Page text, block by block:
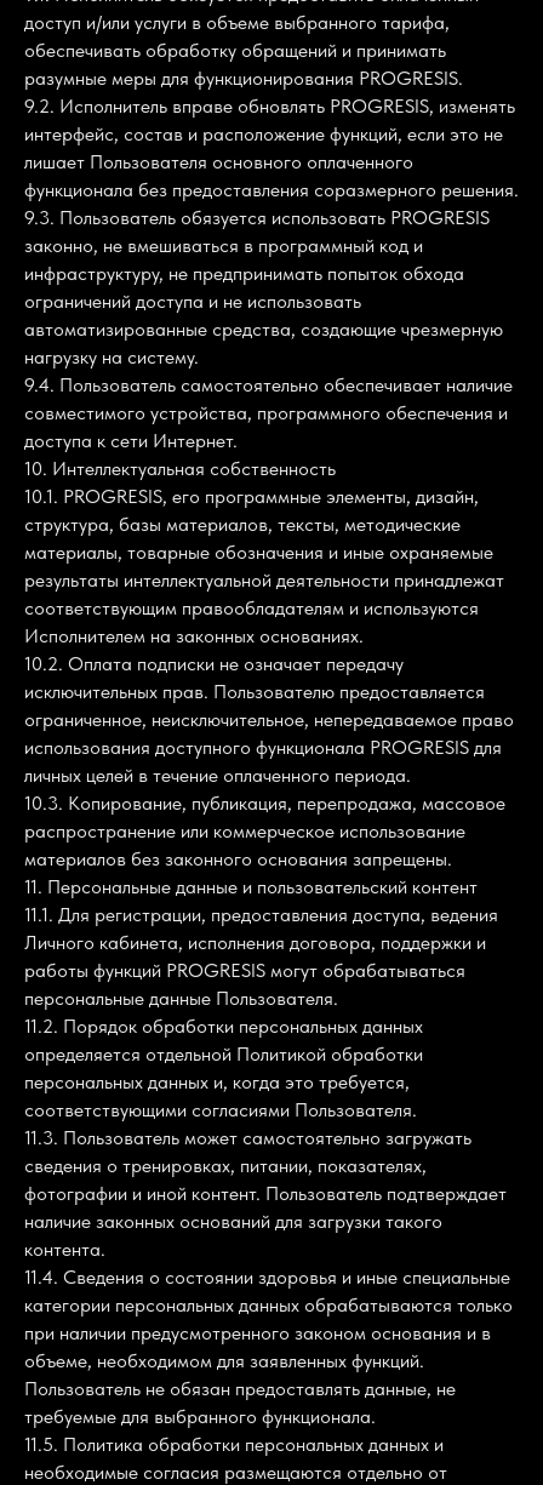
доступ и/или услуги в объеме выбранного тарифа,
обеспечивать обработку обращений и принимать
разумные меры для функционирования PROGRESIS.
9.2. Исполнитель вправе обновлять PROGRESIS, изменять
интерфейс, состав и расположение функций, если это не
лишает Пользователя основного оплаченного
функционала без предоставления соразмерного решения.
9.3. Пользователь обязуется использовать PROGRESIS
законно, не вмешиваться в программный код и
инфраструктуру, не предпринимать попыток обхода
ограничений доступа и не использовать
автоматизированные средства, создающие чрезмерную
нагрузку на систему.
9.4. Пользователь самостоятельно обеспечивает наличие
совместимого устройства, программного обеспечения и
доступа к сети Интернет.
10. Интеллектуальная собственность
10.1. PROGRESIS, его программные элементы, дизайн,
структура, базы материалов, тексты, методические
материалы, товарные обозначения и иные охраняемые
результаты интеллектуальной деятельности принадлежат
соответствующим правообладателям и используются
Исполнителем на законных основаниях.
10.2. Оплата подписки не означает передачу
исключительных прав. Пользователю предоставляется
ограниченное, неисключительное, непередаваемое право
использования доступного функционала PROGRESIS для
личных целей в течение оплаченного периода.
10.3. Копирование, публикация, перепродажа, массовое
распространение или коммерческое использование
материалов без законного основания запрещены.
11. Персональные данные и пользовательский контент
11.1. Для регистрации, предоставления доступа, ведения
Личного кабинета, исполнения договора, поддержки и
работы функций PROGRESIS могут обрабатываться
персональные данные Пользователя.
11.2. Порядок обработки персональных данных
определяется отдельной Политикой обработки
персональных данных и, когда это требуется,
соответствующими согласиями Пользователя.
11.3. Пользователь может самостоятельно загружать
сведения о тренировках, питании, показателях,
фотографии и иной контент. Пользователь подтверждает
наличие законных оснований для загрузки такого
контента.
11.4. Сведения о состоянии здоровья и иные специальные
категории персональных данных обрабатываются только
при наличии предусмотренного законом основания и в
объеме, необходимом для заявленных функций.
Пользователь не обязан предоставлять данные, не
требуемые для выбранного функционала.
11.5. Политика обработки персональных данных и
необходимые согласия размещаются отдельно от